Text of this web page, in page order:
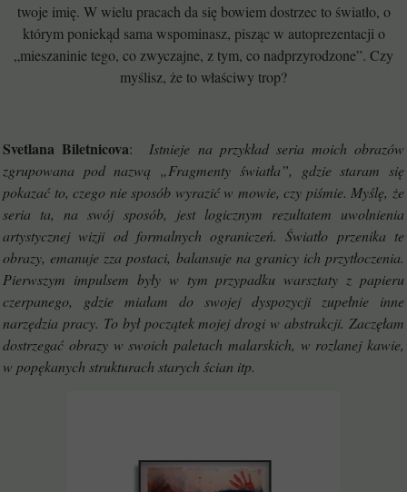
twoje imię. W wielu pracach da się bowiem dostrzec to światło, o
którym poniekąd sama wspominasz, pisząc w autoprezentacji o
„mieszaninie tego, co zwyczajne, z tym, co nadprzyrodzone”. Czy
myślisz, że to właściwy trop?
Svetlana Biletnicova: Istnieje na przykład seria moich obrazów
zgrupowana pod nazwą „Fragmenty światła”, gdzie staram się
pokazać to, czego nie sposób wyrazić w mowie, czy piśmie. Myślę, że
seria ta, na swój sposób, jest logicznym rezultatem uwolnienia
artystycznej wizji od formalnych ograniczeń. Światło przenika te
obrazy, emanuje zza postaci, balansuje na granicy ich przytłoczenia.
Pierwszym impulsem były w tym przypadku warsztaty z papieru
czerpanego, gdzie miałam do swojej dyspozycji zupełnie inne
narzędzia pracy. To był początek mojej drogi w abstrakcji. Zaczęłam
dostrzegać obrazy w swoich paletach malarskich, w rozlanej kawie,
w popękanych strukturach starych ścian itp.